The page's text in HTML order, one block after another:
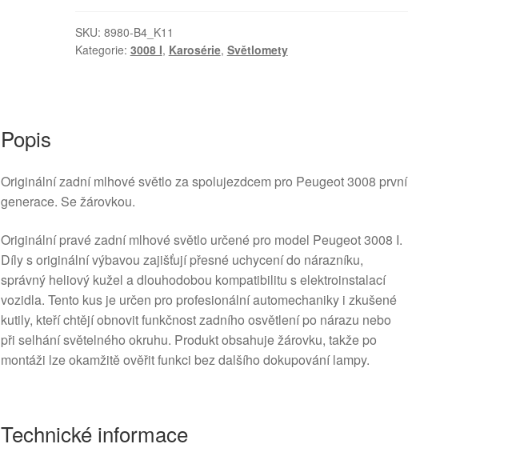
Peugeot
3008
SKU: 8980-B4_K11
Kategorie: 3008 I, Karosérie, Světlomety
Popis
Originální zadní mlhové světlo za spolujezdcem pro Peugeot 3008 první
generace. Se žárovkou.
Originální pravé zadní mlhové světlo určené pro model Peugeot 3008 I.
Díly s originální výbavou zajišťují přesné uchycení do nárazníku,
správný heliový kužel a dlouhodobou kompatibilitu s elektroinstalací
vozidla. Tento kus je určen pro profesionální automechaniky i zkušené
kutily, kteří chtějí obnovit funkčnost zadního osvětlení po nárazu nebo
při selhání světelného okruhu. Produkt obsahuje žárovku, takže po
montáži lze okamžitě ověřit funkci bez dalšího dokupování lampy.
Technické informace